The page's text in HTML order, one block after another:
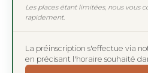
Les places étant limitées, nous vous
rapidement.
La préinscription s'effectue via
en précisant l'horaire souhaité